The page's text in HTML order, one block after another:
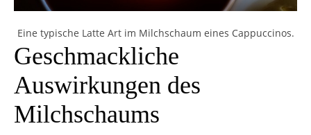
Eine typische Latte Art im Milchschaum eines Cappuccinos.
Geschmackliche
Auswirkungen des
Milchschaums